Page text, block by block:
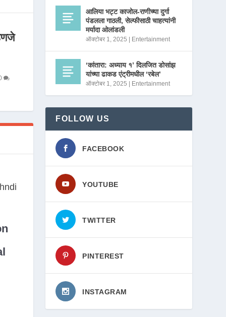
आलिया भट्ट काजोल-राणीच्या दुर्गा
पंडलला गाठली, सेल्फीसाठी चाहत्यांनी
मर्यादा ओलांडली
ऑक्टोबर 1, 2025 Entertainment
‘कांतारा: अध्याय १’ दिलजित डोसांझ
यांच्या ढाकड एंट्रीमधील ‘रबेल’
ऑक्टोबर 1, 2025 Entertainment
FOLLOW US
FACEBOOK
YOUTUBE
TWITTER
PINTEREST
INSTAGRAM